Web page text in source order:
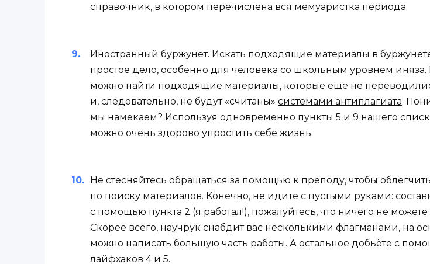
справочник, в котором перечислена вся мемуаристка периода.
Иностранный буржунет. Искать подходящие материалы в
простое дело, особенно для человека со школьным уровнем иняза.
можно найти подходящие материалы, которые ещё не
и, следовательно, не будут «считаны» системами антиплагиата.
мы намекаем? Используя одновременно пункты 5 и 9 нашего
можно очень здорово упростить себе жизнь.
Не стесняйтесь обращаться за помощью к преподу, чтобы
по поиску материалов. Конечно, не идите с пустыми руками:
с помощью пункта 2 (я работал!), пожалуйтесь, что ничего не
Скорее всего, научрук снабдит вас несколькими флагманами, на
можно написать большую часть работы. А остальное добьёте с
лайфхаков 4 и 5.